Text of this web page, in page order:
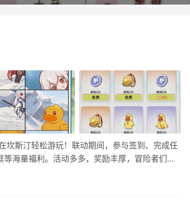
斯汀轻松游玩！联动期间，参与签到、完成任
海量福利。活动多多，奖励丰厚，冒险者们千